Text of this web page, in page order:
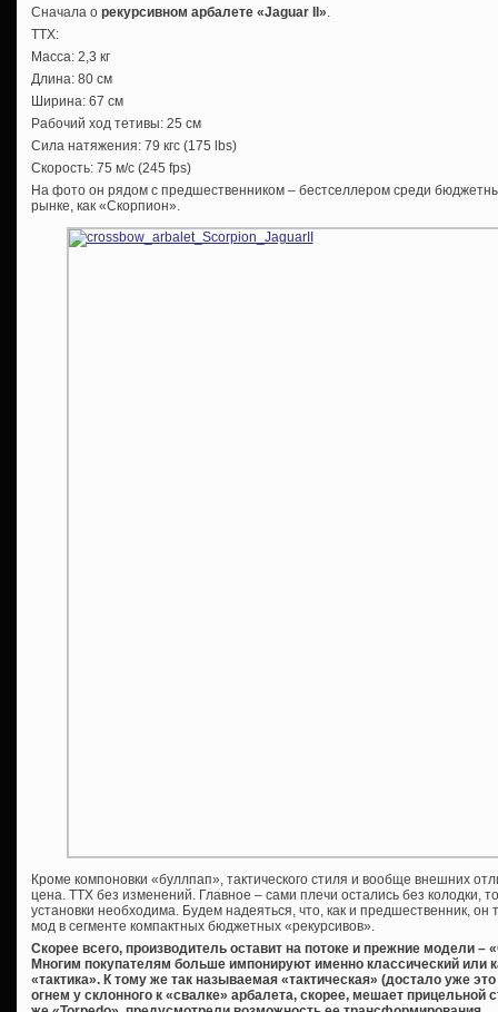
Сначала о рекурсивном арбалете «Jaguar II».
ТТХ:
Масса: 2,3 кг
Длина: 80 см
Ширина: 67 см
Рабочий ход тетивы: 25 см
Сила натяжения: 79 кгс (175 lbs)
Скорость: 75 м/с (245 fps)
На фото он рядом с предшественником – бестселлером среди
рынке, как «Скорпион».
Кроме компоновки «буллпап», тактического стиля и вообще внешних
цена. ТТХ без изменений. Главное – сами плечи остались без колодки,
установки необходима. Будем надеяться, что, как и предшественник,
мод в сегменте компактных бюджетных «рекурсивов».
Скорее всего, производитель оставит на потоке и прежние модели
Многим покупателям больше импонируют именно классический или
«тактика». К тому же так называемая «тактическая» (достало уже
огнем у склонного к «свалке» арбалета, скорее, мешает прицельной